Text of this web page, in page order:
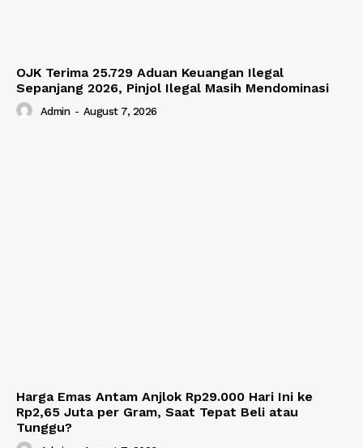
OJK Terima 25.729 Aduan Keuangan Ilegal
Sepanjang 2026, Pinjol Ilegal Masih Mendominasi
Admin - August 7, 2026
Harga Emas Antam Anjlok Rp29.000 Hari Ini ke
Rp2,65 Juta per Gram, Saat Tepat Beli atau
Tunggu?